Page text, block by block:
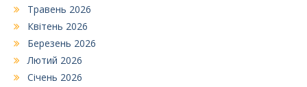
Травень 2026
Квітень 2026
Березень 2026
Лютий 2026
Січень 2026